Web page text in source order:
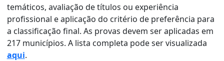
temáticos, avaliação de títulos ou experiência
profissional e aplicação do critério de preferência para
a classificação final. As provas devem ser aplicadas em
217 municípios. A lista completa pode ser visualizada
aqui.